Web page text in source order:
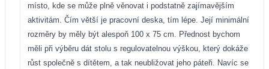
místo, kde se může plně věnovat i podstatně zajímavějším
aktivitám. Čím větší je pracovní deska, tím lépe. Její minimální
rozměry by měly být alespoň 100 x 75 cm. Přednost bychom
měli při výběru dát stolu s regulovatelnou výškou, který dokáže
růst společně s dítětem, a tak neubližovat jeho páteři. Navíc se